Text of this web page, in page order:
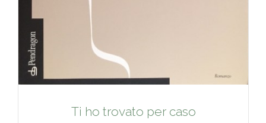
Ti ho trovato per caso